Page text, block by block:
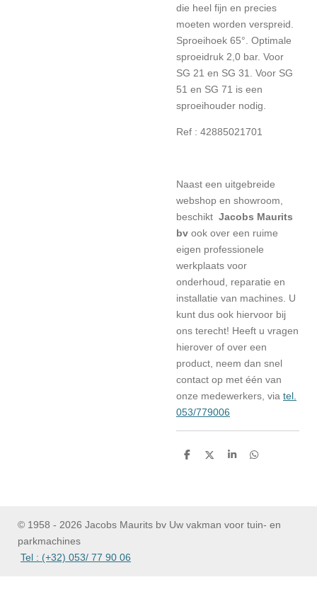
die heel fijn en precies
moeten worden verspreid.
Sproeihoek 65°. Optimale
sproeidruk 2,0 bar. Voor
SG 21 en SG 31. Voor SG
51 en SG 71 is een
sproeihouder nodig.
Ref : 42885021701
Naast een uitgebreide
webshop en showroom,
beschikt Jacobs Maurits
bv ook over een ruime
eigen professionele
werkplaats voor
onderhoud, reparatie en
installatie van machines. U
kunt dus ook hiervoor bij
ons terecht! Heeft u vragen
hierover of over een
product, neem dan snel
contact op met één van
onze medewerkers, via tel.
053/779006
D
D
S
D
© 1958 - 2026 Jacobs Maurits bv Uw vakman voor tuin- en
parkmachines
Tel : (+32) 053/ 77 90 06